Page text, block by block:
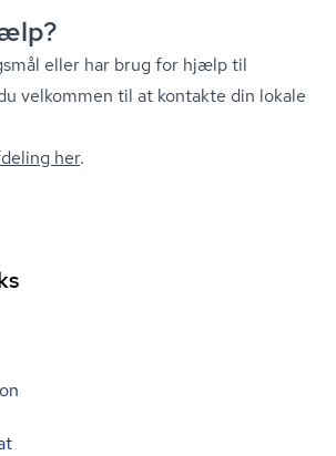
eller har brug for hjælp til
velkommen til at kontakte din lokale
her.